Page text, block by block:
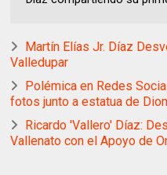
Martín Elías Jr. Díaz
Valledupar
Polémica en Redes
fotos junto a estatua de
Ricardo 'Vallero' Díaz:
Vallenato con el Apoyo de